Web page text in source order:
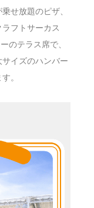
せ放題のピザ、
フトサーカス
のテラス席で、
イズのハンバー
。